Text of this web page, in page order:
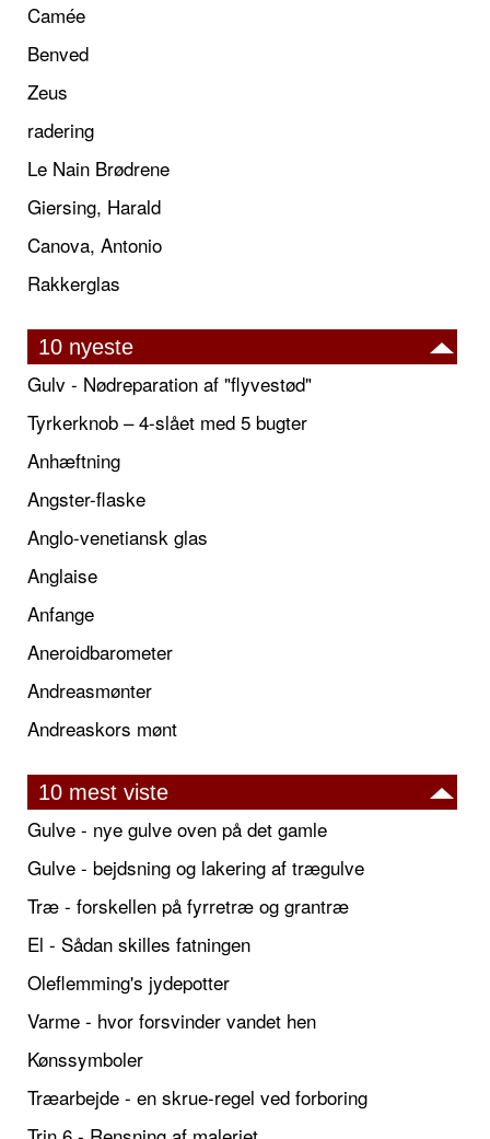
Camée
Benved
Zeus
radering
Le Nain Brødrene
Giersing, Harald
Canova, Antonio
Rakkerglas
10 nyeste
Gulv - Nødreparation af "flyvestød"
Tyrkerknob – 4-slået med 5 bugter
Anhæftning
Angster-flaske
Anglo-venetiansk glas
Anglaise
Anfange
Aneroidbarometer
Andreasmønter
Andreaskors mønt
10 mest viste
Gulve - nye gulve oven på det gamle
Gulve - bejdsning og lakering af trægulve
Træ - forskellen på fyrretræ og grantræ
El - Sådan skilles fatningen
Oleflemming's jydepotter
Varme - hvor forsvinder vandet hen
Kønssymboler
Træarbejde - en skrue-regel ved forboring